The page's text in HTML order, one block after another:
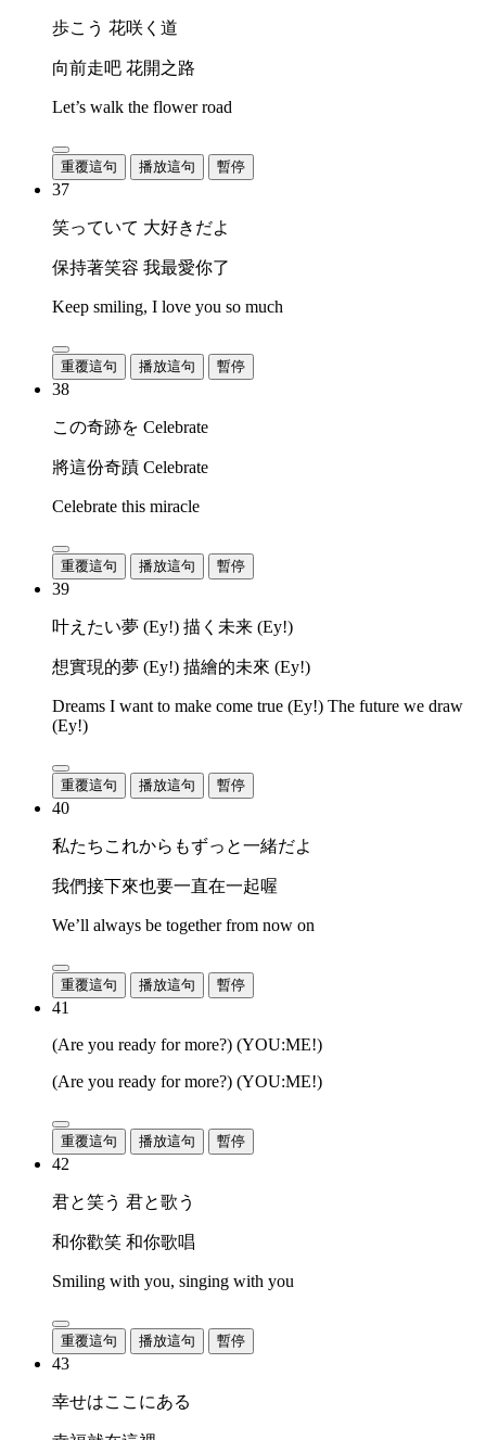
歩こう 花咲く道
向前走吧 花開之路
Let’s walk the flower road
重覆這句 播放這句 暫停
37
笑っていて 大好きだよ
保持著笑容 我最愛你了
Keep smiling, I love you so much
重覆這句 播放這句 暫停
38
この奇跡を Celebrate
將這份奇蹟 Celebrate
Celebrate this miracle
重覆這句 播放這句 暫停
39
叶えたい夢 (Ey!) 描く未来 (Ey!)
想實現的夢 (Ey!) 描繪的未來 (Ey!)
Dreams I want to make come true (Ey!) The future we draw
(Ey!)
重覆這句 播放這句 暫停
40
私たちこれからもずっと一緒だよ
我們接下來也要一直在一起喔
We’ll always be together from now on
重覆這句 播放這句 暫停
41
(Are you ready for more?) (YOU:ME!)
(Are you ready for more?) (YOU:ME!)
重覆這句 播放這句 暫停
42
君と笑う 君と歌う
和你歡笑 和你歌唱
Smiling with you, singing with you
重覆這句 播放這句 暫停
43
幸せはここにある